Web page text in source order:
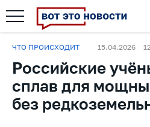
ЧТО ПРОИСХОДИТ 15.04.2026
Российские
сплав для
без